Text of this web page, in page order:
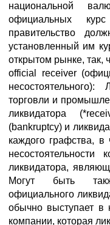
национальной
официальных
правительство
установленный им
открытом рынке, так,
official receiver
торговли и
ликвидатора
(bankruptcy) и
каждого графства,
ликвидатора,
Могут быть
официального
обычно выступает в
компании, которая